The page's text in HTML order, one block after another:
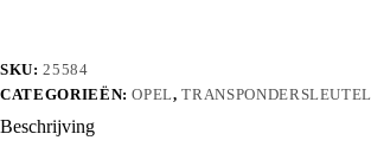
SKU:25584
CATEGORIEËN:OPEL,TRANSPONDERSLEUTEL
Beschrijving